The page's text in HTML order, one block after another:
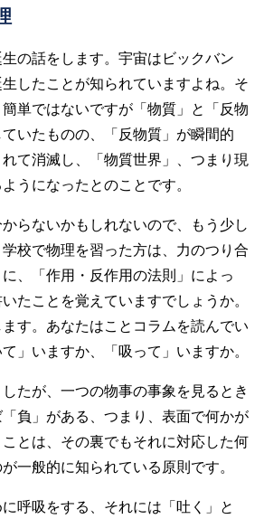
の話をします。宇宙はビックバン
生したことが知られていますよね。そ
単ではないですが「物質」と「反物
いたものの、「反物質」が瞬間的
て消滅し、「物質世界」、つまり現
うになったとのことです。
らないかもしれないので、もう少し
校で物理を習った方は、力のつり合
、「作用・反作用の法則」によっ
たことを覚えていますでしょうか。
す。あなたはことコラムを読んでい
」いますか、「吸って」いますか。
たが、一つの物事の事象を見るとき
負」がある、つまり、表面で何かが
とは、その裏でもそれに対応した何
一般的に知られている原則です。
呼吸をする、それには「吐く」と